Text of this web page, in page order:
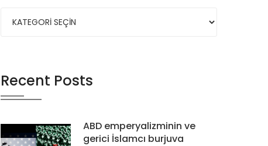
Recent Posts
ABD emperyalizminin ve
gerici İslamcı burjuva